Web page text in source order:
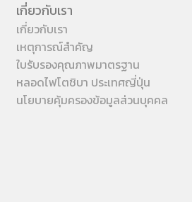
เกี่ยวกับเรา
เกี่ยวกับเรา
เหตุการณ์สำคัญ
ใบรับรองคุณภาพมาตรฐาน
หลอดไฟโตชิบา ประเทศญี่ปุ่น
นโยบายคุ้มครองข้อมูลส่วนบุคคล